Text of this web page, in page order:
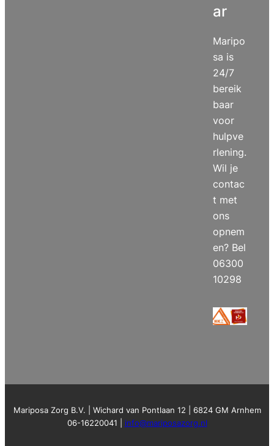
ar
Maripo
sa is
24/7
bereik
baar
voor
hulpve
rlening.
Wil je
contac
t met
ons
opnem
en? Bel
06300
10298
Mariposa Zorg B.V. | Wichard van Pontlaan 12 | 6824 GM Arnhem
06-16220041 | info@mariposazorg.nl